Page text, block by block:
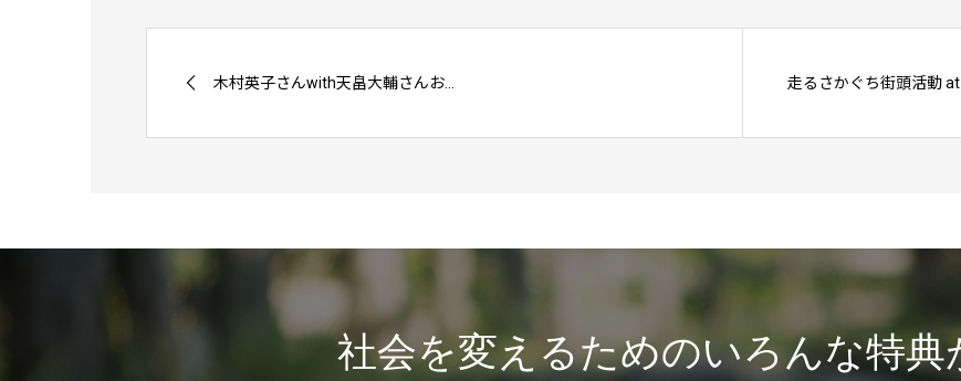
木村英子さんwith天畠大輔さんお... 走るさかぐち街頭活動 at
社会を変えるためのいろんな特典